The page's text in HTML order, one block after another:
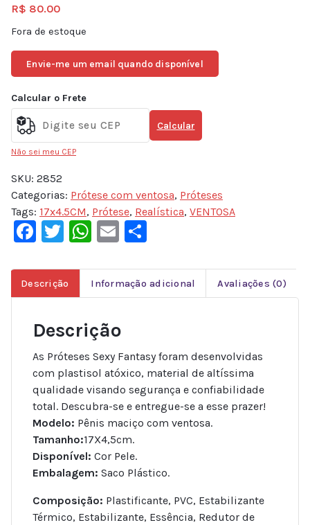
R$ 80.00
Fora de estoque
Envie-me um email quando disponível
Calcular o Frete
Calcular
Não sei meu CEP
SKU: 2852
Categorias: Prótese com ventosa, Próteses
Tags: 17x4.5CM, Prótese, Realística, VENTOSA
Facebook
Twitter
WhatsApp
Email
Descrição Informação adicional Avaliações (0)
Descrição
As Próteses Sexy Fantasy foram desenvolvidas
com plastisol atóxico, material de altíssima
qualidade visando segurança e confiabilidade
total. Descubra-se e entregue-se a esse prazer!
Modelo: Pênis maciço com ventosa.
Tamanho:17X4,5cm.
Disponível: Cor Pele.
Embalagem: Saco Plástico.
Composição: Plastificante, PVC, Estabilizante
Térmico, Estabilizante, Essência, Redutor de